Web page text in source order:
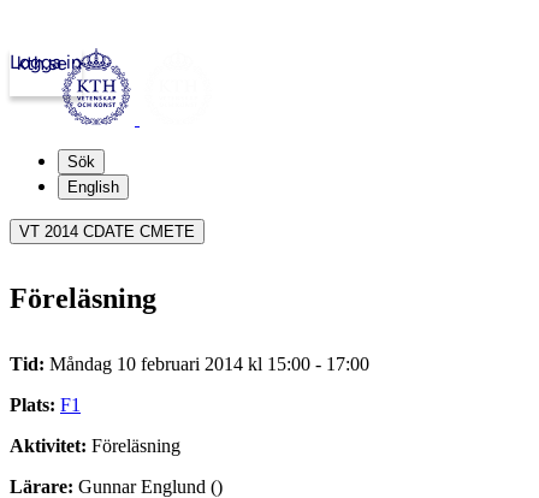
kth.se
Logga in
Sök
English
VT 2014 CDATE CMETE
Föreläsning
Tid: Måndag 10 februari 2014 kl 15:00 - 17:00
Plats: F1
Aktivitet: Föreläsning
Lärare: Gunnar Englund ()